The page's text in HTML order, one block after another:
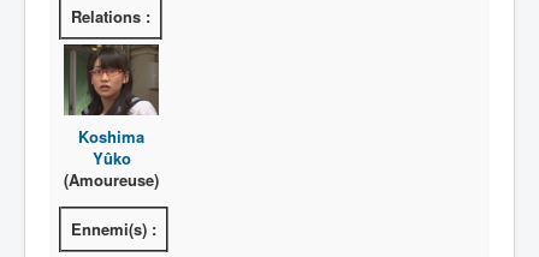
Race
Archétype
Récurrent
Subalterne
Allié
Identité humaine
Relations :
Koshima
Yûko
(Amoureuse)
Ennemi(s) :